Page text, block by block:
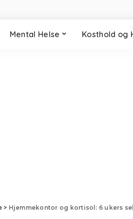
Mental Helse Kosthold og
> Hjemmekontor og kortisol: 6 ukers